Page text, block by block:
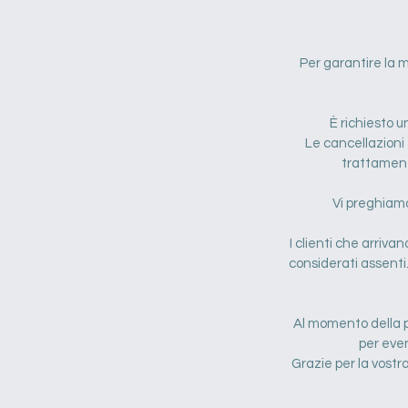
Per garantire la
È richiesto
Le
Vi
I clienti che
considerati
Al momento della
per
Grazie per la